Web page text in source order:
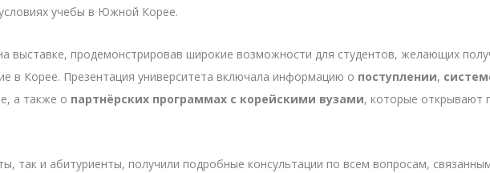
учебы в Южной Корее.
выставке, продемонстрировав широкие возможности для студентов, желающих
в Корее. Презентация университета включала информацию о поступлении,
а также о партнёрских программах с корейскими вузами, которые открывают
так и абитуриенты, получили подробные консультации по всем вопросам,